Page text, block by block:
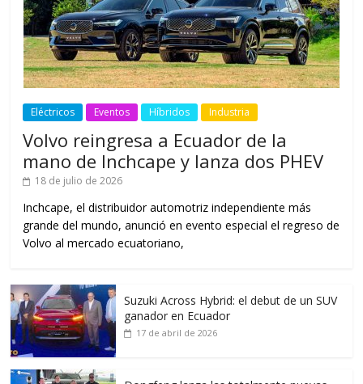
Eléctricos Eventos Híbridos Industria
Volvo reingresa a Ecuador de la
mano de Inchcape y lanza dos PHEV
18 de julio de 2026
Inchcape, el distribuidor automotriz independiente más
grande del mundo, anunció en evento especial el regreso de
Volvo al mercado ecuatoriano,
Suzuki Across Hybrid: el debut de un SUV
ganador en Ecuador
17 de abril de 2026